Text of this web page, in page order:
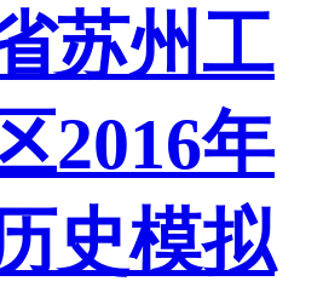
苏州工
2016年
史模拟